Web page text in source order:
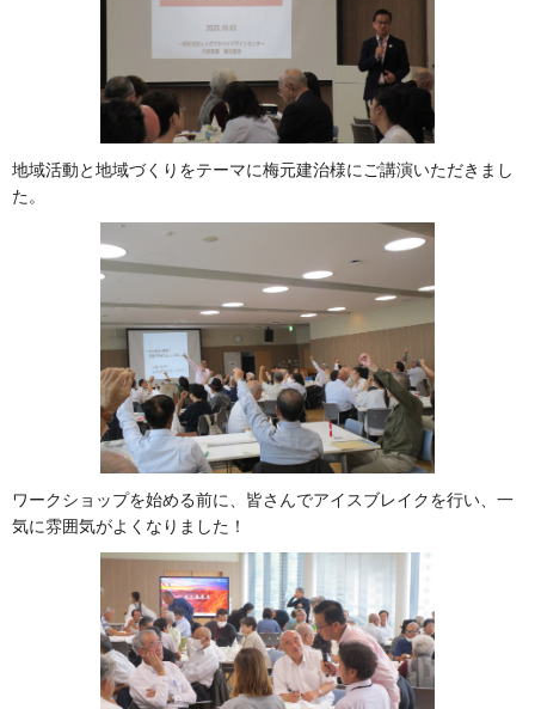
地域活動と地域づくりをテーマに梅元建治様にご講演いただきまし
た。
ワークショップを始める前に、皆さんでアイスブレイクを行い、一
気に雰囲気がよくなりました！